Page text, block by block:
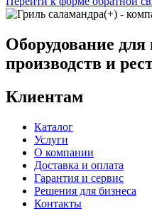
Оборудование
производств и
Клиентам
Каталог
Услуги
О компании
Доставка и оплата
Гарантия и сервис
Решения для бизнеса
Контакты